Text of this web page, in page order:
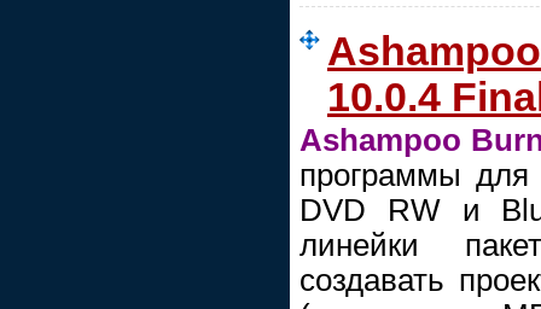
10.0.4
Ashampoo
программы для
DVD RW и
линейки
создавать